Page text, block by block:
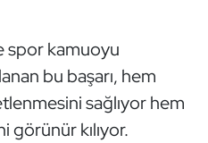
spor kamuoyu
bu başarı, hem
sağlıyor hem
kılıyor.